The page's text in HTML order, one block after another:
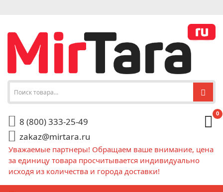
8 (800) 333-25-49
zakaz@mirtara.ru
0
Уважаемые партнеры! Обращаем ваше внимание, цена
за единицу товара просчитывается индивидуально
исходя из количества и города доставки!